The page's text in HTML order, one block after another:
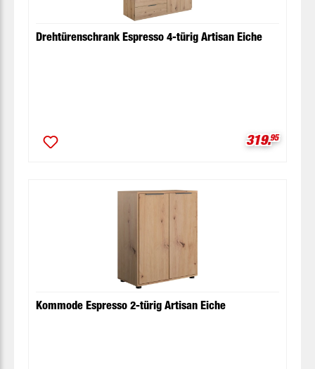
Drehtürenschrank Espresso 4-türig Artisan Eiche
319.95
Kommode Espresso 2-türig Artisan Eiche